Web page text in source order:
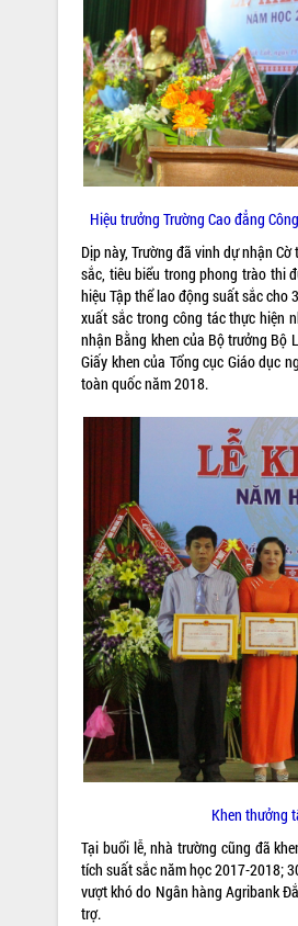
Hiệu trưởng Trường Cao đẳng
Dịp này, Trường đã vinh dự nhận
sắc, tiêu biểu trong phong trào thi
hiệu Tập thể lao động suất sắc cho
xuất sắc trong công tác thực hiện
nhận Bằng khen của Bộ trưởng Bộ
Giấy khen của Tổng cục Giáo dục
toàn quốc năm 2018.
Khen thưởng
Tại buổi lễ, nhà trường cũng đã
tích suất sắc năm học 2017-2018;
vượt khó do Ngân hàng Agribank
trợ.